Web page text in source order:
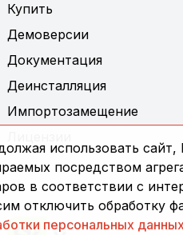
Купить
Демоверсии
Документация
Деинсталляция
Импортозамещение
использовать
посредством
в соответствии с
отключить обработку
персональных